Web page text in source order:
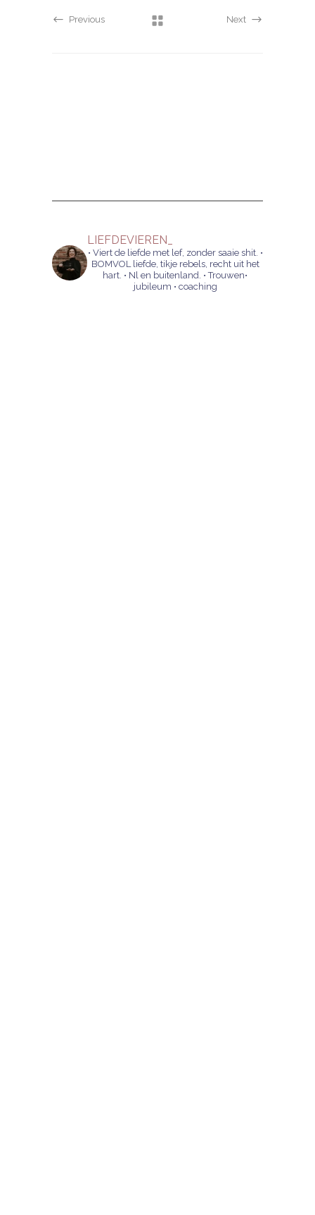
Previous Next
LIEFDEVIEREN_
• Viert de liefde met lef, zonder saaie shit. •
BOMVOL liefde, tikje rebels, recht uit het
hart. • Nl en buitenland. • Trouwen•
jubileum • coaching